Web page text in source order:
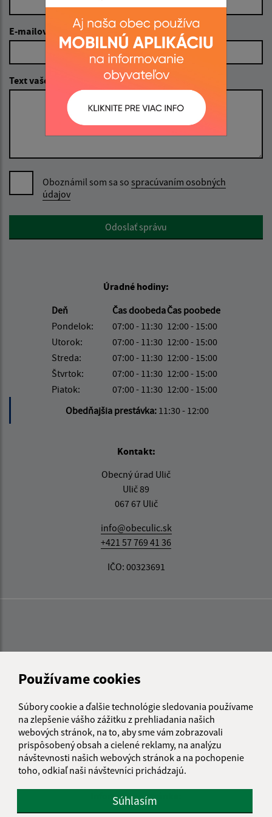
Používame cookies
Súbory cookie a ďalšie technológie sledovania používame
na zlepšenie vášho zážitku z prehliadania našich
webových stránok, na to, aby sme vám zobrazovali
prispôsobený obsah a cielené reklamy, na analýzu
návštevnosti našich webových stránok a na pochopenie
toho, odkiaľ naši návštevníci prichádzajú.
Súhlasím
E-mailová adresa (povinné)
Text vašej správy (povinné)
Oboznámil som sa so spracúvaním osobných
údajov
Google reCaptcha ResponseOdoslať správu
Úradné hodiny:
Deň
Čas doobedaČas poobede
Pondelok:
07:00 - 11:30 12:00 - 15:00
Utorok:
07:00 - 11:30 12:00 - 15:00
Streda:
07:00 - 11:30 12:00 - 15:00
Štvrtok:
07:00 - 11:30 12:00 - 15:00
Piatok:
07:00 - 11:30 12:00 - 15:00
Obedňajšia prestávka: 11:30 - 12:00
Kontakt:
Obecný úrad Ulič
Ulič 89
067 67 Ulič
info@obeculic.sk
+421 57 769 41 36
IČO: 00323691
Informácie o stránke: